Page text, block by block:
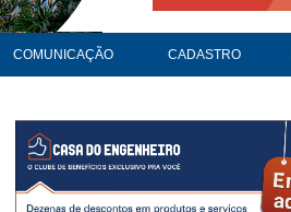
COMUNICAÇÃO CADASTRO